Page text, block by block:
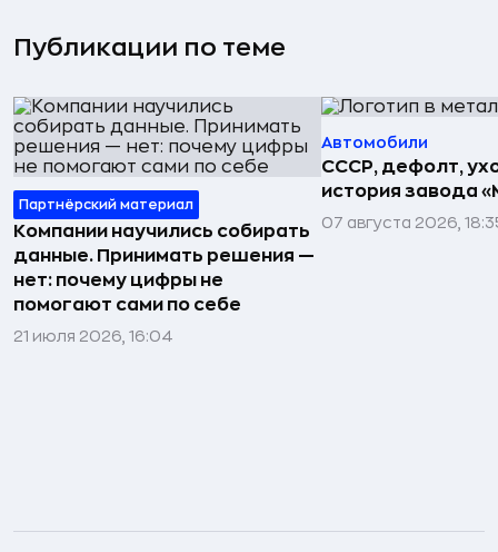
Публикации по теме
Партнёрский материал
Компании научились собирать
данные. Принимать решения —
нет: почему цифры не
помогают сами по себе
21 июля 2026, 16:04
Автомобили
СССР, дефолт,
история завода
07 августа 2026,